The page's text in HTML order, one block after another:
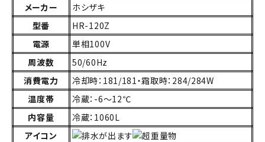
メーカー
ホシザキ
型番
HR-120Z
電源
単相100V
周波数
50/60Hz
消費電力
冷却時：181/181・霜取時：284/284W
温度帯
冷蔵：-6～12℃
内容量
冷蔵：1060L
アイコン